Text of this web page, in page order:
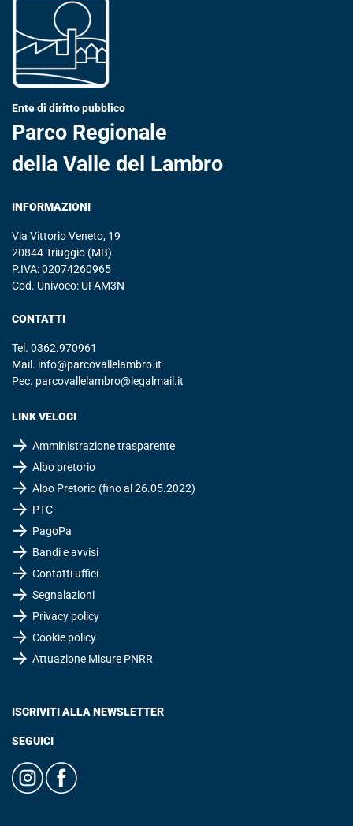
Ente di diritto pubblico
Parco Regionale
della Valle del Lambro
INFORMAZIONI
Via Vittorio Veneto, 19
20844 Triuggio (MB)
P.IVA: 02074260965
Cod. Univoco: UFAM3N
CONTATTI
Tel. 0362.970961
Mail. info@parcovallelambro.it
Pec. parcovallelambro@legalmail.it
LINK VELOCI
Amministrazione trasparente
Albo pretorio
Albo Pretorio (fino al 26.05.2022)
PTC
PagoPa
Bandi e avvisi
Contatti uffici
Segnalazioni
Privacy policy
Cookie policy
Attuazione Misure PNRR
ISCRIVITI ALLA NEWSLETTER
SEGUICI